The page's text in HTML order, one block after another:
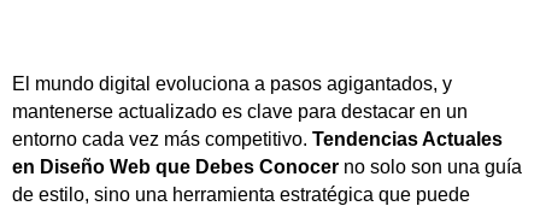
El mundo digital evoluciona a pasos agigantados, y
mantenerse actualizado es clave para destacar en un
entorno cada vez más competitivo. Tendencias Actuales
en Diseño Web que Debes Conocer no solo son una guía
de estilo, sino una herramienta estratégica que puede